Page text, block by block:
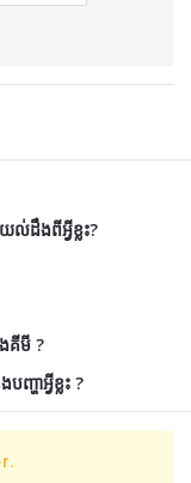
ល់ដឹងពីអ្វីខ្លះ?
គីមី ?
ហាអ្វីខ្លះ ?